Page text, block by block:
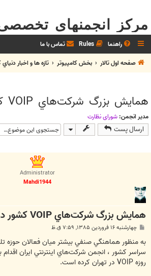
مرکز انجمنهای
راهنما Rules تماس با ما
صفحه اول تالار
بخش كامپيوتر تازه ها و اخبار
همايش بزرگ شركت‌‏هاي VOIP كشور در
مدیر انجمن: شوراي نظارت
ارسال پست
Administrator
Mahdi1944
همايش بزرگ شركت‌‏هاي VOIP كشور در
س
ت
چهارشنبه ۱۶ فروردین ۱۳۸۵, ۷:۵۹ ق.ظ
سراسر كشور ، انجمن شركت‌‏هاي اينترنتي ايران
روزه VOIP در تهران كرده است.